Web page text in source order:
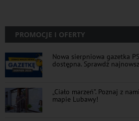
PROMOCJE I OFERTY
Nowa sierpniowa gazetka
dostępna. Sprawdź
„Ciało marzeń”. Poznaj z
mapie Lubawy!